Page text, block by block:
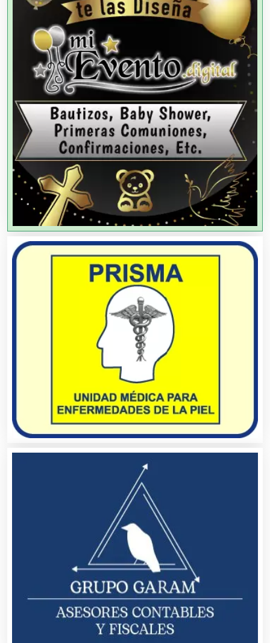
Agencias de Colocación
Agencias de Modelos
Agencias de Publicidad
Agencias de Viajes
Agricultores
Agricultura y Ganadería
Agua Purificada
Aire Acondicionado
Alarmas
Albercas
Almacenaje
Alquiler de Autos
Alquiler de Equipos para Fiestas